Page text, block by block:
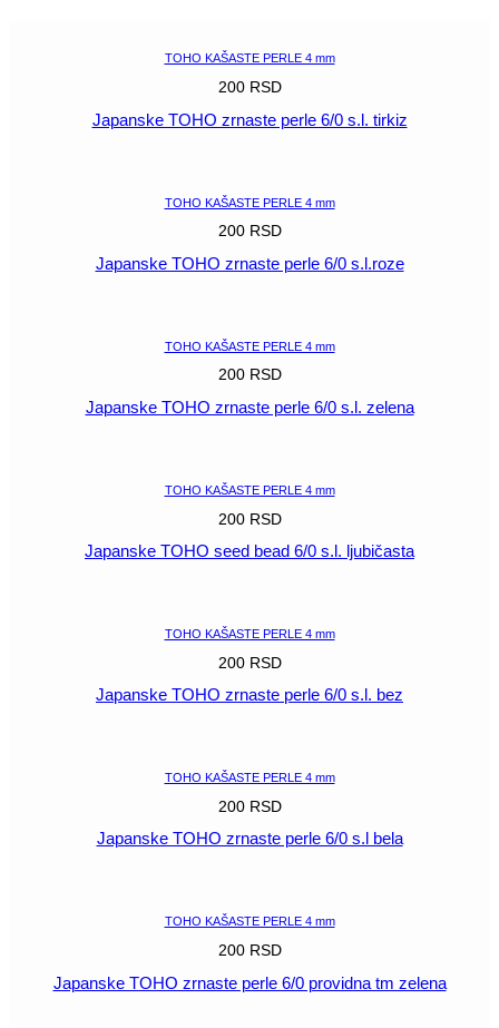
TOHO KAŠASTE PERLE 4 mm
200 RSD
Japanske TOHO zrnaste perle 6/0 s.l. tirkiz
TOHO KAŠASTE PERLE 4 mm
200 RSD
Japanske TOHO zrnaste perle 6/0 s.l.roze
TOHO KAŠASTE PERLE 4 mm
200 RSD
Japanske TOHO zrnaste perle 6/0 s.l. zelena
TOHO KAŠASTE PERLE 4 mm
200 RSD
Japanske TOHO seed bead 6/0 s.l. ljubičasta
TOHO KAŠASTE PERLE 4 mm
200 RSD
Japanske TOHO zrnaste perle 6/0 s.l. bez
TOHO KAŠASTE PERLE 4 mm
200 RSD
Japanske TOHO zrnaste perle 6/0 s.l bela
TOHO KAŠASTE PERLE 4 mm
200 RSD
Japanske TOHO zrnaste perle 6/0 providna tm zelena